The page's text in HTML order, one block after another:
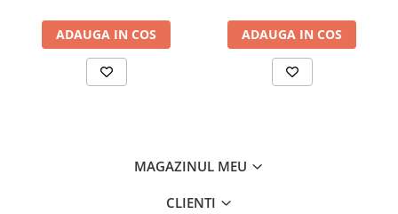
ADAUGA IN COS ADAUGA IN COS
MAGAZINUL MEU
CLIENTI